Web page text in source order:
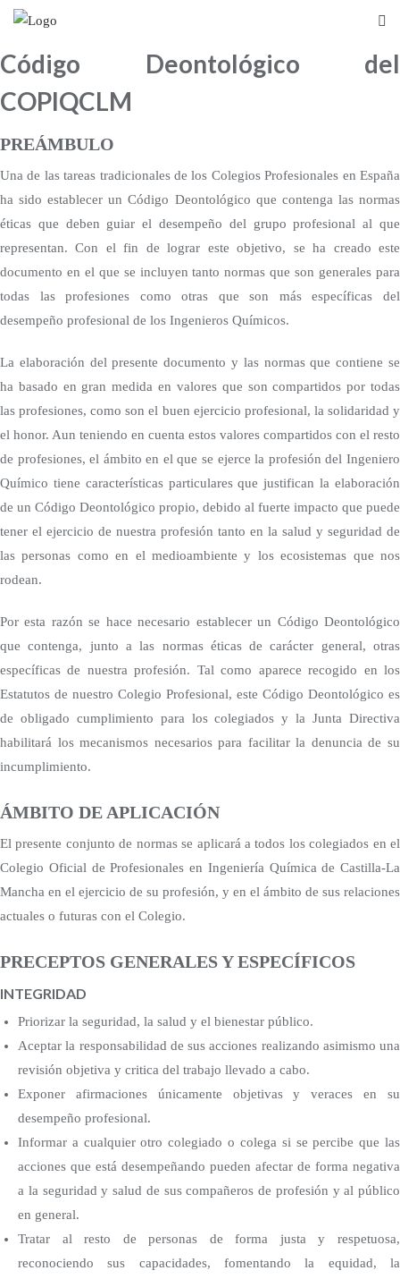
Código Deontológico del
COPIQCLM
PREÁMBULO
Una de las tareas tradicionales de los Colegios Profesionales en España
ha sido establecer un Código Deontológico que contenga las normas
éticas que deben guiar el desempeño del grupo profesional al que
representan. Con el fin de lograr este objetivo, se ha creado este
documento en el que se incluyen tanto normas que son generales para
todas las profesiones como otras que son más específicas del
desempeño profesional de los Ingenieros Químicos.
La elaboración del presente documento y las normas que contiene se
ha basado en gran medida en valores que son compartidos por todas
las profesiones, como son el buen ejercicio profesional, la solidaridad y
el honor. Aun teniendo en cuenta estos valores compartidos con el resto
de profesiones, el ámbito en el que se ejerce la profesión del Ingeniero
Químico tiene características particulares que justifican la elaboración
de un Código Deontológico propio, debido al fuerte impacto que puede
tener el ejercicio de nuestra profesión tanto en la salud y seguridad de
las personas como en el medioambiente y los ecosistemas que nos
rodean.
Por esta razón se hace necesario establecer un Código Deontológico
que contenga, junto a las normas éticas de carácter general, otras
específicas de nuestra profesión. Tal como aparece recogido en los
Estatutos de nuestro Colegio Profesional, este Código Deontológico es
de obligado cumplimiento para los colegiados y la Junta Directiva
habilitará los mecanismos necesarios para facilitar la denuncia de su
incumplimiento.
ÁMBITO DE APLICACIÓN
El presente conjunto de normas se aplicará a todos los colegiados en el
Colegio Oficial de Profesionales en Ingeniería Química de Castilla-La
Mancha en el ejercicio de su profesión, y en el ámbito de sus relaciones
actuales o futuras con el Colegio.
PRECEPTOS GENERALES Y ESPECÍFICOS
INTEGRIDAD
Priorizar la seguridad, la salud y el bienestar público.
Aceptar la responsabilidad de sus acciones realizando asimismo una
revisión objetiva y critica del trabajo llevado a cabo.
Exponer afirmaciones únicamente objetivas y veraces en su
desempeño profesional.
Informar a cualquier otro colegiado o colega si se percibe que las
acciones que está desempeñando pueden afectar de forma negativa
a la seguridad y salud de sus compañeros de profesión y al público
en general.
Tratar al resto de personas de forma justa y respetuosa,
reconociendo sus capacidades, fomentando la equidad, la